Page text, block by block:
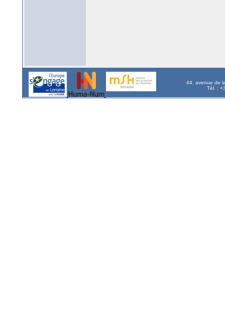
44, avenue de
Tél. :